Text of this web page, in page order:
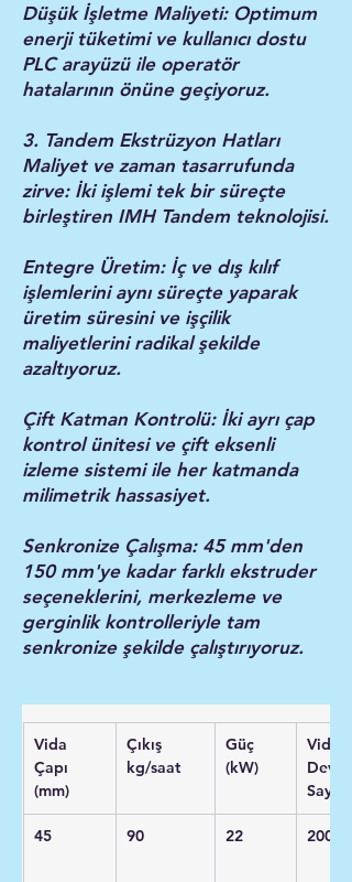
Düşük İşletme Maliyeti: Optimum
enerji tüketimi ve kullanıcı dostu
PLC arayüzü ile operatör
hatalarının önüne geçiyoruz.
3. Tandem Ekstrüzyon Hatları
Maliyet ve zaman tasarrufunda
zirve: İki işlemi tek bir süreçte
birleştiren IMH Tandem teknolojisi.
Entegre Üretim: İç ve dış kılıf
işlemlerini aynı süreçte yaparak
üretim süresini ve işçilik
maliyetlerini radikal şekilde
azaltıyoruz.
Çift Katman Kontrolü: İki ayrı çap
kontrol ünitesi ve çift eksenli
izleme sistemi ile her katmanda
milimetrik hassasiyet.
Senkronize Çalışma: 45 mm'den
150 mm'ye kadar farklı ekstruder
seçeneklerini, merkezleme ve
gerginlik kontrolleriyle tam
senkronize şekilde çalıştırıyoruz.
Vida
Çapı
(mm)
Çıkış
kg/saat
Güç
(kW)
Vida
Devir
Sayısı
45 90 22 200